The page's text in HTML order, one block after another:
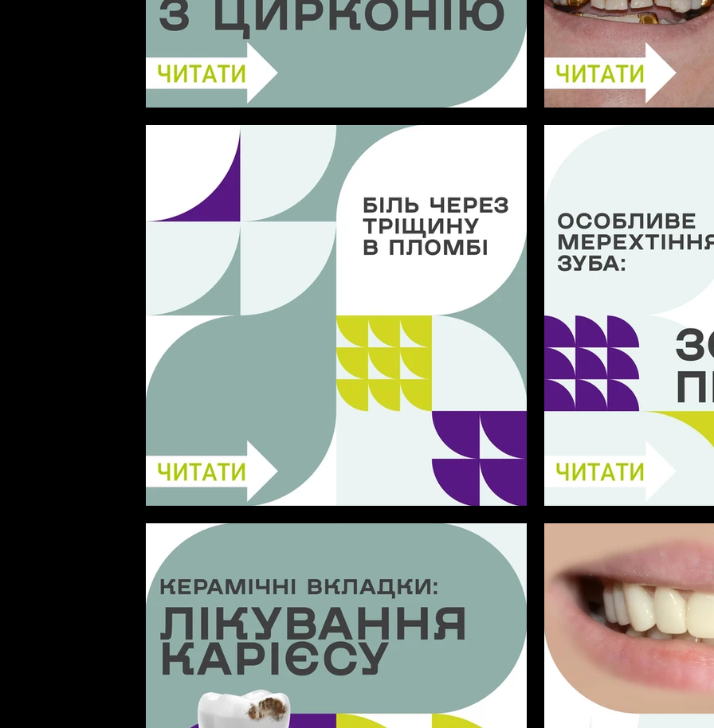
ВСЕ, ЩО ВИ ХОТІЛИ ЗНАТИ ПРО КОРОНКИ З
ЦИРКОНІЮ
Відновлення
Біль через тріщину в пломбі Особливе